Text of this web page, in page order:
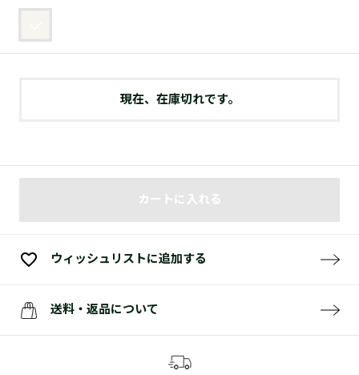
現在、在庫切れです。
カートに入れる
ウィッシュリストに追加する
送料・返品について